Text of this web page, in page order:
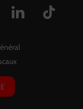
Facebook LinkedIn